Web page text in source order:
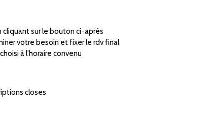
sur le bouton ci-après
votre besoin et fixer le rdv final
à l'horaire convenu
closes